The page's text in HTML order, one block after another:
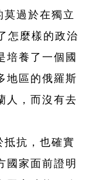
過於在獨立
怎麼樣的政治
培養了一個國
地區的俄羅斯
人，而沒有去
抵抗，也確實
國家面前證明